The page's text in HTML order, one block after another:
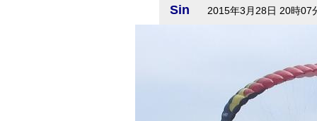
Sin
2015年3月28日 20時07